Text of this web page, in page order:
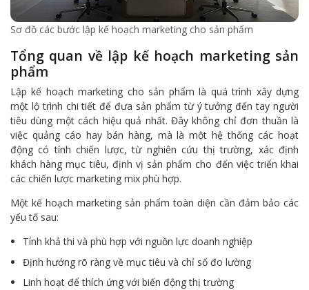
Sơ đồ các bước lập kế hoạch marketing cho sản phẩm
Tổng quan về lập kế hoạch marketing sản
phẩm
Lập kế hoạch marketing cho sản phẩm là quá trình xây dựng
một lộ trình chi tiết để đưa sản phẩm từ ý tưởng đến tay người
tiêu dùng một cách hiệu quả nhất. Đây không chỉ đơn thuần là
việc quảng cáo hay bán hàng, mà là một hệ thống các hoạt
động có tính chiến lược, từ nghiên cứu thị trường, xác định
khách hàng mục tiêu, định vị sản phẩm cho đến việc triển khai
các chiến lược marketing mix phù hợp.
Một kế hoạch marketing sản phẩm toàn diện cần đảm bảo các
yếu tố sau:
Tính khả thi và phù hợp với nguồn lực doanh nghiệp
Định hướng rõ ràng về mục tiêu và chỉ số đo lường
Linh hoạt để thích ứng với biến động thị trường